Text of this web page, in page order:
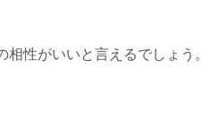
相性がいいと言えるでしょう。